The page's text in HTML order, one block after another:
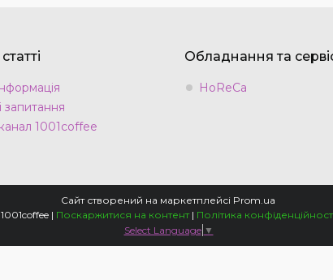
1001coffee
Обладнання та
HoReCa
Сайт створений на маркетплейсі Prom.ua
1001coffee | Поскаржитися на контент | Політика
Select Language ▼